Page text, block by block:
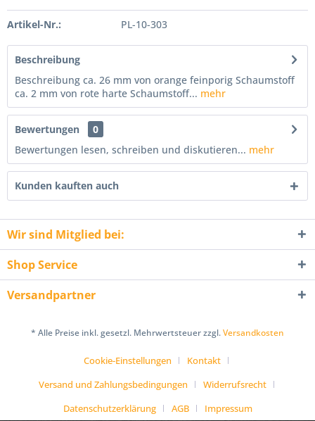
Artikel-Nr.: PL-10-303
Beschreibung
Beschreibung ca. 26 mm von orange feinporig Schaumstoff
ca. 2 mm von rote harte Schaumstoff... mehr
Bewertungen
0
Bewertungen lesen, schreiben und diskutieren... mehr
Kunden kauften auch
Wir sind Mitglied bei:
Shop Service
Versandpartner
* Alle Preise inkl. gesetzl. Mehrwertsteuer zzgl.Versandkosten
Cookie-Einstellungen
Kontakt
Versand und Zahlungsbedingungen
Widerrufsrecht
Datenschutzerklärung
AGB Impressum